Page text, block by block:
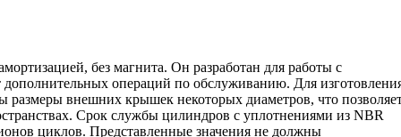
без магнита. Он разработан для работы с
операций по обслуживанию. Для
внешних крышек некоторых диаметров, что
Срок службы цилиндров с уплотнениями из NBR
циклов. Представленные значения не должны